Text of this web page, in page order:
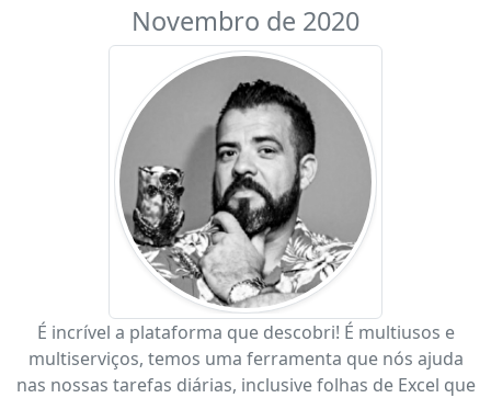
Novembro de 2020
É incrível a plataforma que descobri! É multiusos e
multiserviços, temos uma ferramenta que nós ajuda
nas nossas tarefas diárias, inclusive folhas de Excel que